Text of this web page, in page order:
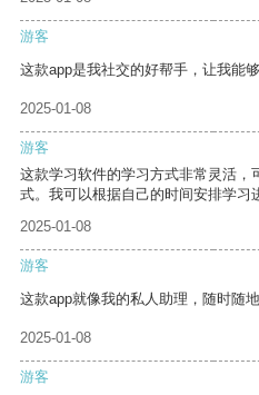
游客
这款app是我社交的好帮手，让我能
2025-01-08
游客
这款学习软件的学习方式非常灵活，
式。我可以根据自己的时间安排学习
2025-01-08
游客
这款app就像我的私人助理，随时随
2025-01-08
游客